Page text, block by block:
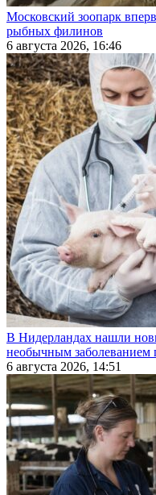
Московский зоопарк
рыбных филинов
6 августа 2026, 16:46
В Нидерландах нашли
необычным заболеванием
6 августа 2026, 14:51